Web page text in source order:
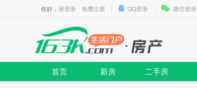
你好， 请登录 免费注册 QQ登录 微信登录
首页 新房 二手房